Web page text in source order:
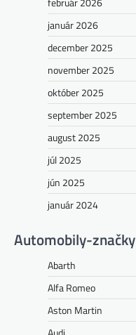
január 2026
december 2025
november 2025
október 2025
september 2025
august 2025
júl 2025
jún 2025
január 2024
Automobily-značky
Abarth
Alfa Romeo
Aston Martin